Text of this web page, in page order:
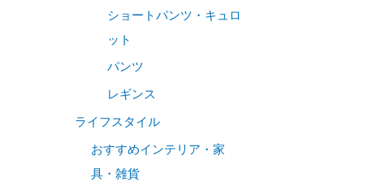
ショートパンツ・キュロ
ット
パンツ
レギンス
ライフスタイル
おすすめインテリア・家
具・雑貨